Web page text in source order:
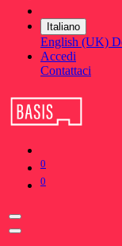
Italiano
English (UK)
Accedi
Contattaci
0
0